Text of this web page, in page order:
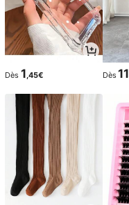
Dès 1,45€ Dès 11